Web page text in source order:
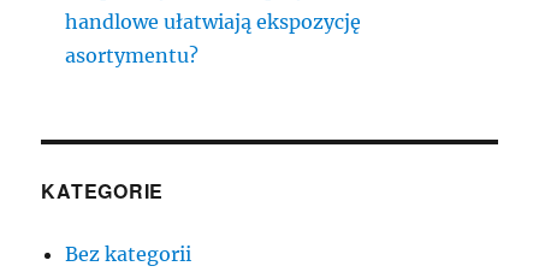
handlowe ułatwiają ekspozycję
asortymentu?
KATEGORIE
Bez kategorii